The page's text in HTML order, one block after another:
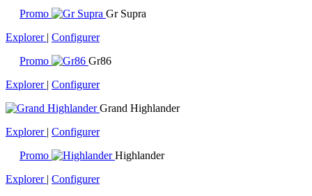
Promo
Gr Supra
Explorer | Configurer
Promo
Gr86
Explorer | Configurer
Grand Highlander
Explorer | Configurer
Promo
Highlander
Explorer | Configurer